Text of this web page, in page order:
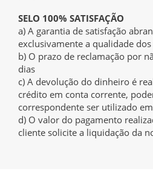
SELO 100% SATISFAÇÃO
a) A garantia de satisfação
exclusivamente a qualidade
b) O prazo de reclamação por
dias
c) A devolução do dinheiro é
crédito em conta corrente,
correspondente ser utilizado
d) O valor do pagamento
cliente solicite a liquidação da